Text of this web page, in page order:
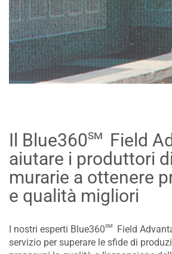
Il Blue360sm
Field
aiutare i produttori
murarie a ottenere
e qualità migliori
I nostri esperti Blue360sm
Field
servizio per superare le sfide di